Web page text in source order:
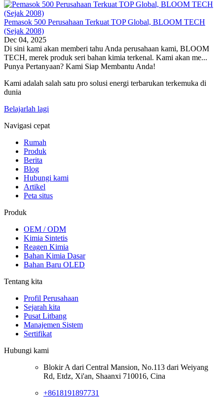
Pemasok 500 Perusahaan Terkuat TOP Global, BLOOM TECH
(Sejak 2008)
Dec 04, 2025
Di sini kami akan memberi tahu Anda perusahaan kami, BLOOM
TECH, merek produk seri bahan kimia terkenal. Kami akan me...
Punya Pertanyaan? Kami Siap Membantu Anda!
Kami adalah salah satu pro solusi energi terbarukan terkemuka di
dunia
Belajarlah lagi
Navigasi cepat
Rumah
Produk
Berita
Blog
Hubungi kami
Artikel
Peta situs
Produk
OEM / ODM
Kimia Sintetis
Reagen Kimia
Bahan Kimia Dasar
Bahan Baru OLED
Tentang kita
Profil Perusahaan
Sejarah kita
Pusat Litbang
Manajemen Sistem
Sertifikat
Hubungi kami
Blokir A dari Central Mansion, No.113 dari Weiyang
Rd, Etdz, Xi'an, Shaanxi 710016, Cina
+8618191897731